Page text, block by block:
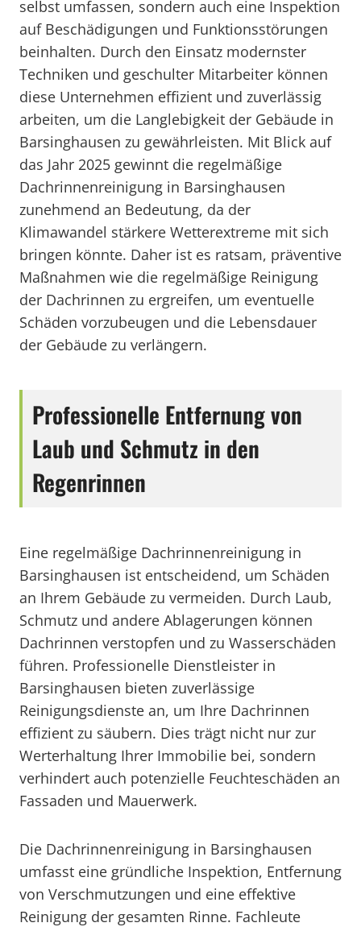
selbst umfassen, sondern auch eine Inspektion
auf Beschädigungen und Funktionsstörungen
beinhalten. Durch den Einsatz modernster
Techniken und geschulter Mitarbeiter können
diese Unternehmen effizient und zuverlässig
arbeiten, um die Langlebigkeit der Gebäude in
Barsinghausen zu gewährleisten. Mit Blick auf
das Jahr 2025 gewinnt die regelmäßige
Dachrinnenreinigung in Barsinghausen
zunehmend an Bedeutung, da der
Klimawandel stärkere Wetterextreme mit sich
bringen könnte. Daher ist es ratsam, präventive
Maßnahmen wie die regelmäßige Reinigung
der Dachrinnen zu ergreifen, um eventuelle
Schäden vorzubeugen und die Lebensdauer
der Gebäude zu verlängern.
Professionelle Entfernung von
Laub und Schmutz in den
Regenrinnen
Eine regelmäßige Dachrinnenreinigung in
Barsinghausen ist entscheidend, um Schäden
an Ihrem Gebäude zu vermeiden. Durch Laub,
Schmutz und andere Ablagerungen können
Dachrinnen verstopfen und zu Wasserschäden
führen. Professionelle Dienstleister in
Barsinghausen bieten zuverlässige
Reinigungsdienste an, um Ihre Dachrinnen
effizient zu säubern. Dies trägt nicht nur zur
Werterhaltung Ihrer Immobilie bei, sondern
verhindert auch potenzielle Feuchteschäden an
Fassaden und Mauerwerk.
Die Dachrinnenreinigung in Barsinghausen
umfasst eine gründliche Inspektion, Entfernung
von Verschmutzungen und eine effektive
Reinigung der gesamten Rinne. Fachleute